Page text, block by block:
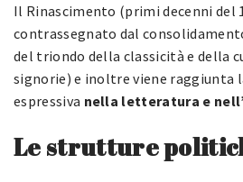
Il Rinascimento (primi decenni del
contrassegnato dal
del triondo della classicità e della
signorie) e inoltre viene raggiunta
espressiva nella letteratura e
Le strutture